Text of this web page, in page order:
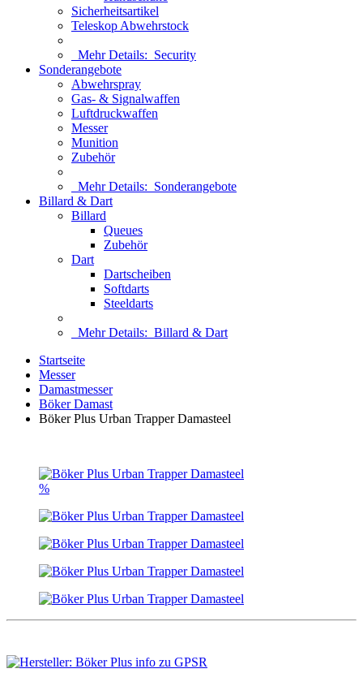
Sicherheitsartikel
Teleskop Abwehrstock
Mehr Details: Security
Sonderangebote
Abwehrspray
Gas- & Signalwaffen
Luftdruckwaffen
Messer
Munition
Zubehör
Mehr Details: Sonderangebote
Billard & Dart
Billard
Queues
Zubehör
Dart
Dartscheiben
Softdarts
Steeldarts
Mehr Details: Billard & Dart
Startseite
Messer
Damastmesser
Böker Damast
Böker Plus Urban Trapper Damasteel
%